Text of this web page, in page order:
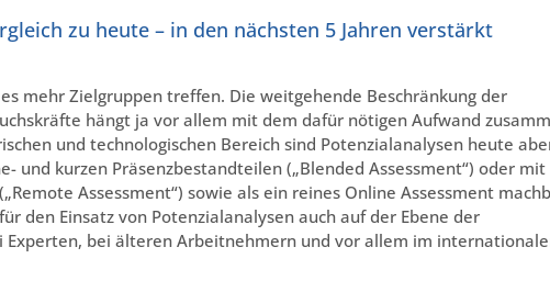
zu heute – in den nächsten 5 Jahren verstärkt
mehr Zielgruppen treffen. Die weitgehende Beschränkung der
hängt ja vor allem mit dem dafür nötigen Aufwand
und technologischen Bereich sind Potenzialanalysen heute
und kurzen Präsenzbestandteilen („Blended Assessment“) oder mit
Assessment“) sowie als ein reines Online Assessment
den Einsatz von Potenzialanalysen auch auf der Ebene der
bei älteren Arbeitnehmern und vor allem im